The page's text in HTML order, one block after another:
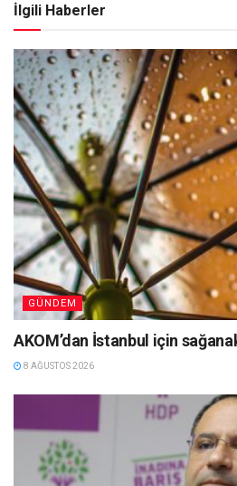
İlgili Haberler
GÜNDEM
AKOM’dan İstanbul için
8 AĞUSTOS 2026